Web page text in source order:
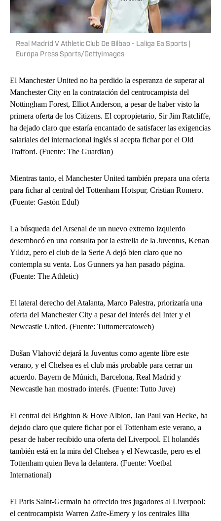
Real Madrid V Athletic Club De Bilbao - Laliga Ea Sports |
Europa Press Sports/GettyImages
El Manchester United no ha perdido la esperanza de superar al
Manchester City en la contratación del centrocampista del
Nottingham Forest, Elliot Anderson, a pesar de haber visto la
primera oferta de los Citizens. El copropietario, Sir Jim Ratcliffe,
ha dejado claro que estaría encantado de satisfacer las exigencias
salariales del internacional inglés si acepta fichar por el Old
Trafford. (Fuente: The Guardian)
Mientras tanto, el Manchester United también prepara una oferta
para fichar al central del Tottenham Hotspur, Cristian Romero.
(Fuente: Gastón Edul)
La búsqueda del Arsenal de un nuevo extremo izquierdo
desembocó en una consulta por la estrella de la Juventus, Kenan
Yıldız, pero el club de la Serie A dejó bien claro que no
contempla su venta. Los Gunners ya han pasado página.
(Fuente: The Athletic)
El lateral derecho del Atalanta, Marco Palestra, priorizaría una
oferta del Manchester City a pesar del interés del Inter y el
Newcastle United. (Fuente: Tuttomercatoweb)
Dušan Vlahović dejará la Juventus como agente libre este
verano, y el Chelsea es el club más probable para cerrar un
acuerdo. Bayern de Múnich, Barcelona, ​​Real Madrid y
Newcastle han mostrado interés. (Fuente: Tutto Juve)
El central del Brighton & Hove Albion, Jan Paul van Hecke, ha
dejado claro que quiere fichar por el Tottenham este verano, a
pesar de haber recibido una oferta del Liverpool. El holandés
también está en la mira del Chelsea y el Newcastle, pero es el
Tottenham quien lleva la delantera. (Fuente: Voetbal
International)
El Paris Saint-Germain ha ofrecido tres jugadores al Liverpool:
el centrocampista Warren Zaïre-Emery y los centrales Illia